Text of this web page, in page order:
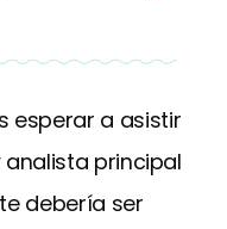
esperar a asistir
analista principal
debería ser